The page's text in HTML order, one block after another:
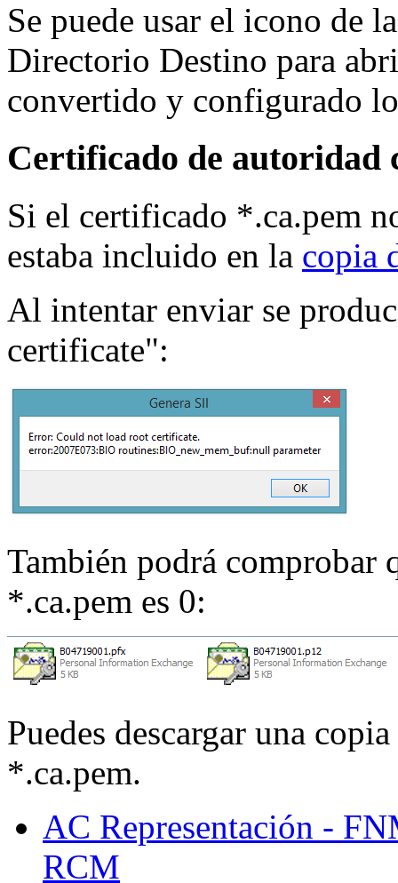
Se puede usar el icono de
Directorio Destino para
convertido y configurado
Certificado de autoridad
Si el certificado *.ca.pem
estaba incluido en la copia
Al intentar enviar se
certificate":
También podrá comprobar
*.ca.pem es 0:
Puedes descargar una
*.ca.pem.
AC Representación -
RCM